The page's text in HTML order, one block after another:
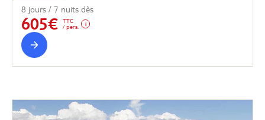
8 jours / 7 nuits dès
605€
TTC
/ pers.